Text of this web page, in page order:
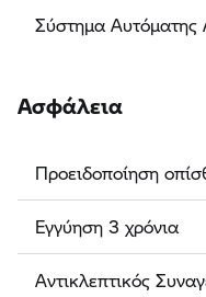
Σύστημα Αυτόματης
Ασφάλεια
Προειδοποίηση
Εγγύηση 3 χρόνια
Αντικλεπτικός